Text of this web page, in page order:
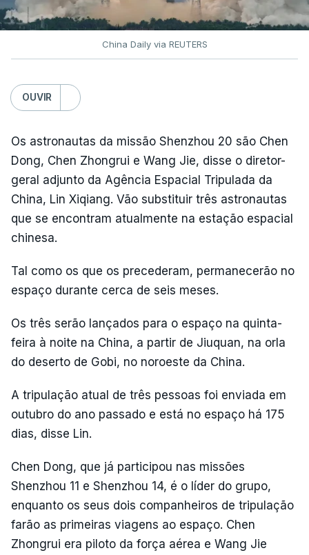
China Daily via REUTERS
OUVIR
Os astronautas da missão Shenzhou 20 são Chen
Dong, Chen Zhongrui e Wang Jie, disse o diretor-
geral adjunto da Agência Espacial Tripulada da
China, Lin Xiqiang. Vão substituir três astronautas
que se encontram atualmente na estação espacial
chinesa.
Tal como os que os precederam, permanecerão no
espaço durante cerca de seis meses.
Os três serão lançados para o espaço na quinta-
feira à noite na China, a partir de Jiuquan, na orla
do deserto de Gobi, no noroeste da China.
A tripulação atual de três pessoas foi enviada em
outubro do ano passado e está no espaço há 175
dias, disse Lin.
Chen Dong, que já participou nas missões
Shenzhou 11 e Shenzhou 14, é o líder do grupo,
enquanto os seus dois companheiros de tripulação
farão as primeiras viagens ao espaço. Chen
Zhongrui era piloto da força aérea e Wang Jie